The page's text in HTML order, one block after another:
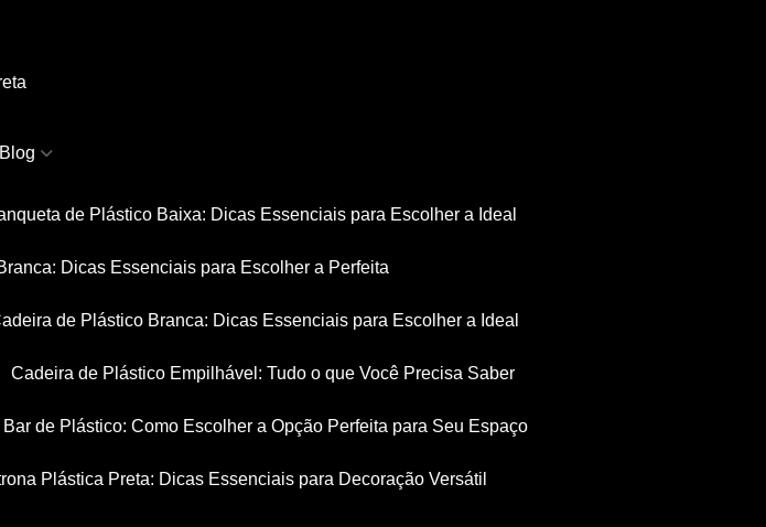
Blog
de Plástico Baixa: Dicas Essenciais para Escolher a Ideal
Dicas Essenciais para Escolher a Perfeita
Cadeira de Plástico Branca: Dicas Essenciais para Escolher a Ideal
Cadeira de Plástico Empilhável: Tudo o que Você Precisa Saber
Bar de Plástico: Como Escolher a Opção Perfeita para Seu Espaço
Plástica Preta: Dicas Essenciais para Decoração Versátil